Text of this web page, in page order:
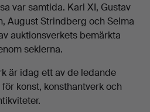
var samtida. Karl XI, Gustav
August Strindberg och Selma
auktionsverkets bemärkta
seklerna.
är idag ett av de ledande
konst, konsthantverk och